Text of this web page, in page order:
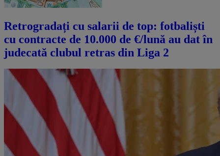
Retrogradați cu salarii de top: fotbaliști
cu contracte de 10.000 de €/lună au dat în
judecată clubul retras din Liga 2